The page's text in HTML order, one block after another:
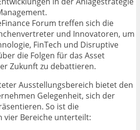
Forum treffen sich die
und Innovatoren, um
FinTech und Disruptive
die Folgen für das Asset
Zukunft zu debattieren.
Ausstellungsbereich bietet den
Gelegenheit, sich der
So ist die
vier Bereiche unterteilt: